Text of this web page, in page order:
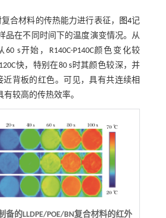
合材料的传热能力进行表征， 图4记
品在不同时间下的温度演变情况。从
s开始，R140C-P140C颜色变化较
快，特别在80 s时其颜色较深，并
近背板的红色。可见，具有共连续相
有较高的传热效率。
备的LLDPE/POE/BN复合材料的红外